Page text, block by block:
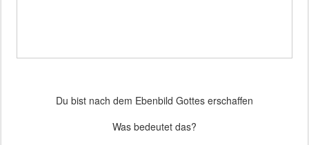
Du bist nach dem Ebenbild Gottes erschaffen
Was bedeutet das?